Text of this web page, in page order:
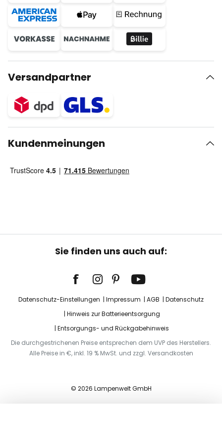
Versandpartner
Kundenmeinungen
Sie finden uns auch auf:
Datenschutz-Einstellungen Impressum AGB
Datenschutz
Hinweis zur Batterieentsorgung
Entsorgungs- und Rückgabehinweis
Die durchgestrichenen Preise entsprechen dem UVP des Herstellers.
Alle Preise in €, inkl. 19 % MwSt. und zzgl. Versandkosten
© 2026 Lampenwelt GmbH